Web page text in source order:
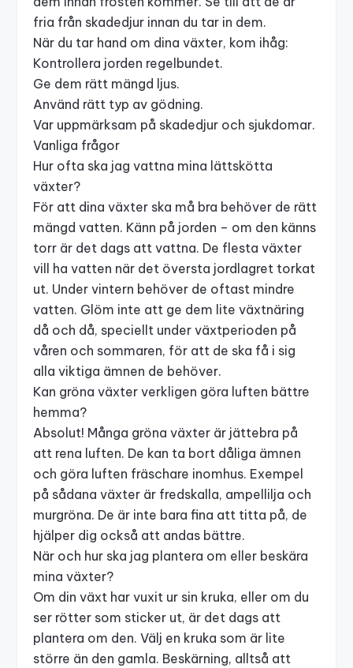
fria från skadedjur innan du tar in dem.
När du tar hand om dina växter, kom ihåg:
Kontrollera jorden regelbundet.
Ge dem rätt mängd ljus.
Använd rätt typ av gödning.
Var uppmärksam på skadedjur och sjukdomar.
Vanliga frågor
Hur ofta ska jag vattna mina lättskötta
växter?
För att dina växter ska må bra behöver de rätt
mängd vatten. Känn på jorden – om den känns
torr är det dags att vattna. De flesta växter
vill ha vatten när det översta jordlagret torkat
ut. Under vintern behöver de oftast mindre
vatten. Glöm inte att ge dem lite växtnäring
då och då, speciellt under växtperioden på
våren och sommaren, för att de ska få i sig
alla viktiga ämnen de behöver.
Kan gröna växter verkligen göra luften bättre
hemma?
Absolut! Många gröna växter är jättebra på
att rena luften. De kan ta bort dåliga ämnen
och göra luften fräschare inomhus. Exempel
på sådana växter är fredskalla, ampellilja och
murgröna. De är inte bara fina att titta på, de
hjälper dig också att andas bättre.
När och hur ska jag plantera om eller beskära
mina växter?
Om din växt har vuxit ur sin kruka, eller om du
ser rötter som sticker ut, är det dags att
plantera om den. Välj en kruka som är lite
större än den gamla. Beskärning, alltså att